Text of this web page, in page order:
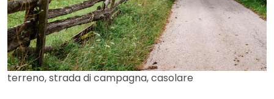
terreno, strada di campagna, casolare